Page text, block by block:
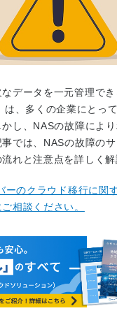
データを一元管理で
、多くの企業にとっ
し、NASの故障によ
では、NASの故障の
れと注意点を詳しく解
ーのクラウド移行に関
相談ください。